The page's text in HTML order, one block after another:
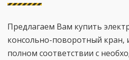
Предлагаем Вам купить
консольно-поворотный кран,
полном соответствии с